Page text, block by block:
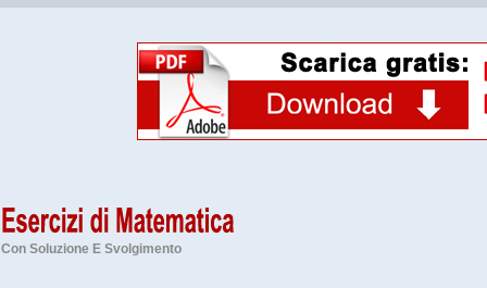
Con Soluzione E Svolgimento